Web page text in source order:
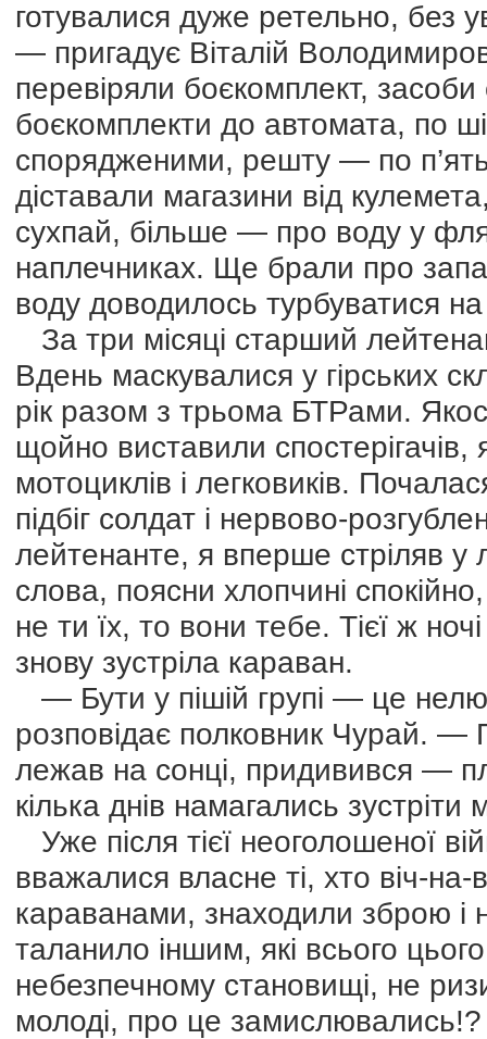
готувалися дуже ретельно, без
— пригадує Віталій
перевіряли боєкомплект, засоби
боєкомплекти до автомата, по
спорядженими, решту — по
діставали магазини від
сухпай, більше — про воду у
наплечниках. Ще брали про
воду доводилось турбуватися
За три місяці старший
Вдень маскувалися у гірських
рік разом з трьома БТРами.
щойно виставили спостерігачів,
мотоциклів і легковиків.
підбіг солдат і нервово-
лейтенанте, я вперше стріляв у
слова, поясни хлопчині
не ти їх, то вони тебе. Тієї ж
знову зустріла караван.
— Бути у пішій групі — це
розповідає полковник Чурай. —
лежав на сонці, придивився —
кілька днів намагались
Уже після тієї неоголошеної
вважалися власне ті, хто віч-на-
караванами, знаходили зброю і
таланило іншим, які всього
небезпечному становищі, не
молоді, про це замислювались!?